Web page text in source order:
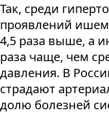
Так, среди
проявлений
4,5 раза выше, а
раза чаще, чем
давления. В
страдают
долю болезней